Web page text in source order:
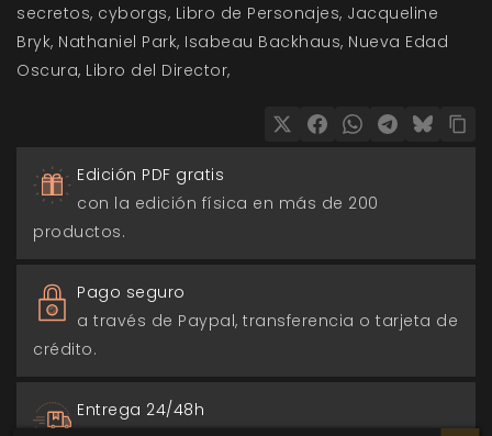
secretos cyborgs Libro de Personajes Jacqueline
Bryk Nathaniel Park Isabeau Backhaus Nueva Edad
Oscura Libro del Director
Edición PDF gratis
con la edición física en más de 200
productos.
Pago seguro
a través de Paypal, transferencia o tarjeta de
crédito.
Entrega 24/48h